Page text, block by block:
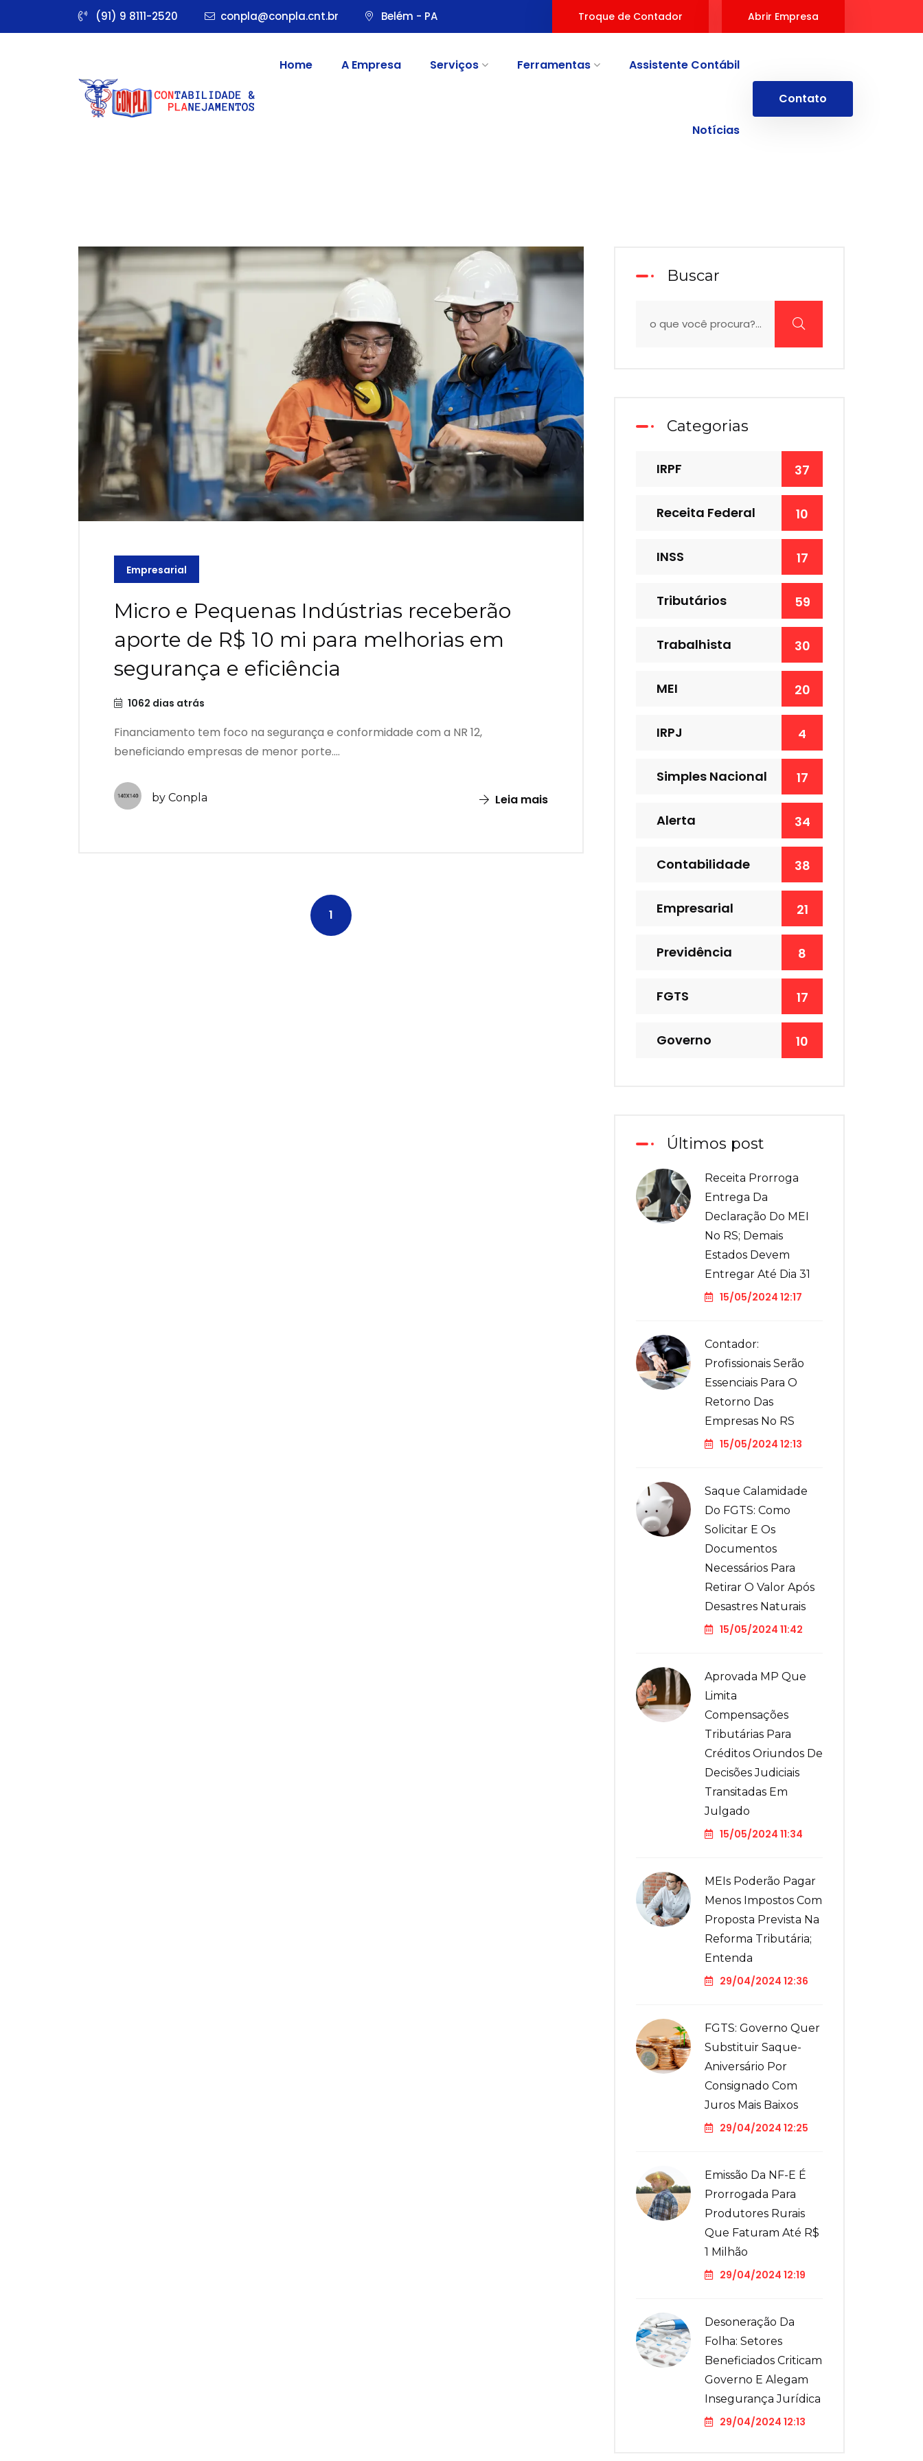
(91) 9 8111-2520 conpla@conpla.cnt.br Belém - PA Troque de Contador Abrir Empresa
Home A Empresa Serviços Ferramentas Assistente Contábil
Notícias
Contato
Empresarial
Micro e Pequenas Indústrias receberão
aporte de R$ 10 mi para melhorias em
segurança e eficiência
1062 dias atrás
Financiamento tem foco na segurança e conformidade com a NR 12,
beneficiando empresas de menor porte....
by Conpla Leia mais
1
Buscar
Categorias
IRPF 37
Receita Federal 10
INSS 17
Tributários 59
Trabalhista 30
MEI 20
IRPJ 4
Simples Nacional 17
Alerta 34
Contabilidade 38
Empresarial 21
Previdência 8
FGTS 17
Governo 10
Últimos post
Receita Prorroga
Entrega Da
Declaração Do MEI
No RS; Demais
Estados Devem
Entregar Até Dia 31
15/05/2024 12:17
Contador:
Profissionais Serão
Essenciais Para O
Retorno Das
Empresas No RS
15/05/2024 12:13
Saque Calamidade
Do FGTS: Como
Solicitar E Os
Documentos
Necessários Para
Retirar O Valor Após
Desastres Naturais
15/05/2024 11:42
Aprovada MP Que
Limita
Compensações
Tributárias Para
Créditos Oriundos De
Decisões Judiciais
Transitadas Em
Julgado
15/05/2024 11:34
MEIs Poderão Pagar
Menos Impostos Com
Proposta Prevista Na
Reforma Tributária;
Entenda
29/04/2024 12:36
FGTS: Governo Quer
Substituir Saque-
Aniversário Por
Consignado Com
Juros Mais Baixos
29/04/2024 12:25
Emissão Da NF-E É
Prorrogada Para
Produtores Rurais
Que Faturam Até R$
1 Milhão
29/04/2024 12:19
Desoneração Da
Folha: Setores
Beneficiados Criticam
Governo E Alegam
Insegurança Jurídica
29/04/2024 12:13